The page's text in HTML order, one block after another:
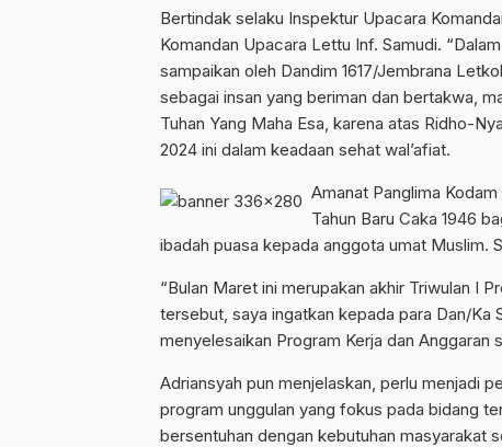
Bertindak selaku Inspektur Upacara
Komandan Upacara Lettu Inf. Samudi.
sampaikan oleh Dandim 1617/Jembrana
sebagai insan yang beriman dan bertakwa,
Tuhan Yang Maha Esa, karena atas Ridho-
2024 ini dalam keadaan sehat wal’afiat.
Amanat Panglima
Tahun Baru Caka 1946
ibadah puasa kepada anggota umat Muslim.
“Bulan Maret ini merupakan akhir Triwulan I
tersebut, saya ingatkan kepada para Dan/Ka
menyelesaikan Program Kerja dan Anggaran
Adriansyah pun menjelaskan, perlu menjadi
program unggulan yang fokus pada bidang
bersentuhan dengan kebutuhan masyarakat